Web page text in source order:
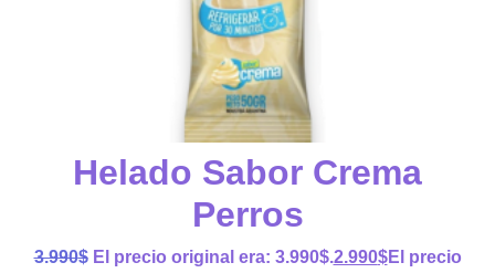
Helado Sabor Crema
Perros
3.990$ El precio original era: 3.990$.2.990$El precio